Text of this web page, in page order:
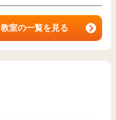
教室の一覧を見る